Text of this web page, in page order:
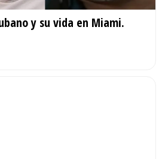
y su vida en Miami.